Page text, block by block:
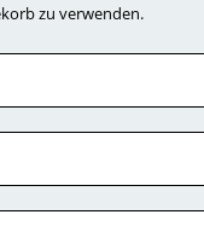
zu verwenden.